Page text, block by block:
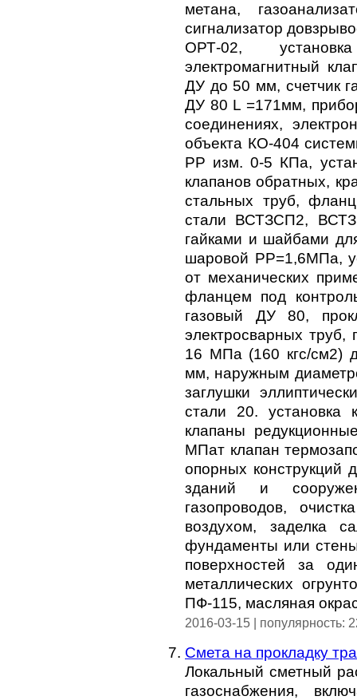
метана,
сигнализатор
ОРТ-02,
электромагнитный
ДУ до 50 мм, счетчик
ДУ 80 L =171мм,
соединениях,
объекта КО-404
РР изм. 0-5 КПа,
клапанов обратных,
стальных труб,
стали ВСТЗСП2,
гайками и шайбами
шаровой РР=1,6МПа,
от механических
фланцем под
газовый ДУ 80,
электросварных
16 МПа (160 кгс/см2)
мм, наружным
заглушки
стали 20. установка
клапаны
МПат клапан
опорных конструкций
зданий и
газопроводов,
воздухом, заделка
фундаменты или стены
поверхностей за
металлических
ПФ-115, масляная
2016-03-15 | популярность:
Смета на прокладку
Локальный сметный
газоснабжения,